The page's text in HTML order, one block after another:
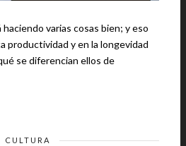
varias cosas bien; y eso
productividad y en la longevidad
CULTURA